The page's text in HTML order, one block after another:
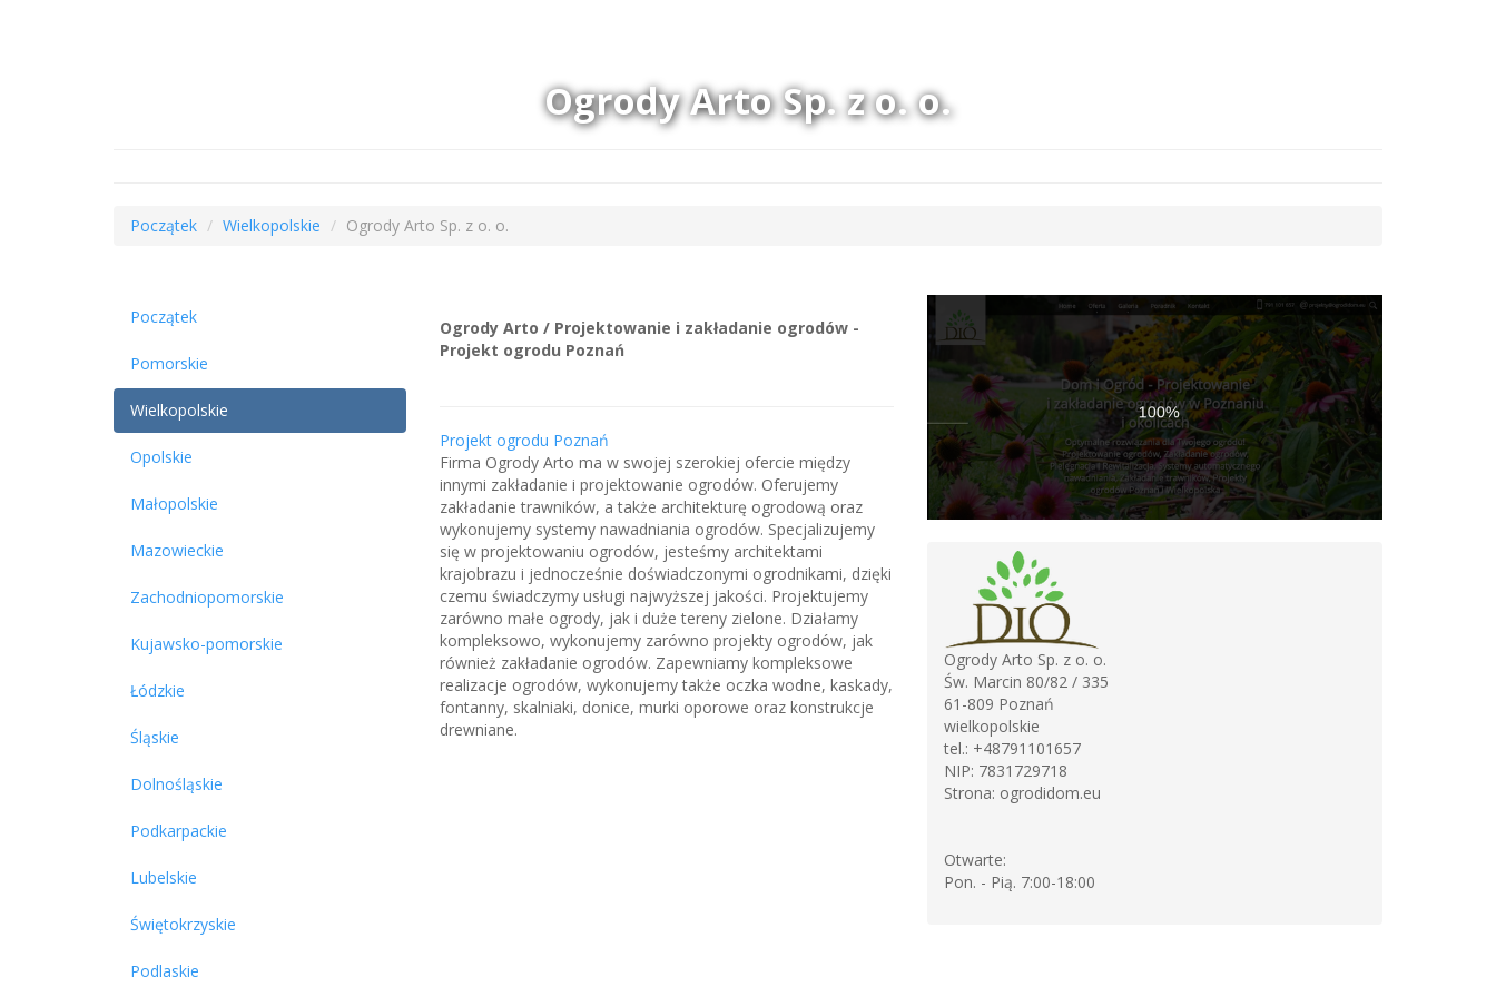
Ogrody Arto Sp. z o. o.
Początek Wielkopolskie Ogrody Arto Sp. z o. o.
Początek
Pomorskie
Wielkopolskie
Opolskie
Małopolskie
Mazowieckie
Zachodniopomorskie
Kujawsko-pomorskie
Łódzkie
Śląskie
Dolnośląskie
Podkarpackie
Lubelskie
Świętokrzyskie
Podlaskie
Ogrody Arto / Projektowanie i zakładanie ogrodów -
Projekt ogrodu Poznań
Projekt ogrodu Poznań
Firma Ogrody Arto ma w swojej szerokiej ofercie między
innymi zakładanie i projektowanie ogrodów. Oferujemy
zakładanie trawników, a także architekturę ogrodową oraz
wykonujemy systemy nawadniania ogrodów. Specjalizujemy
się w projektowaniu ogrodów, jesteśmy architektami
krajobrazu i jednocześnie doświadczonymi ogrodnikami, dzięki
czemu świadczymy usługi najwyższej jakości. Projektujemy
zarówno małe ogrody, jak i duże tereny zielone. Działamy
kompleksowo, wykonujemy zarówno projekty ogrodów, jak
również zakładanie ogrodów. Zapewniamy kompleksowe
realizacje ogrodów, wykonujemy także oczka wodne, kaskady,
fontanny, skalniaki, donice, murki oporowe oraz konstrukcje
drewniane.
Ogrody Arto Sp. z o. o.
Św. Marcin 80/82 / 335
61-809 Poznań
wielkopolskie
tel.: +48791101657
NIP: 7831729718
Strona: ogrodidom.eu
Otwarte:
Pon. - Pią. 7:00-18:00